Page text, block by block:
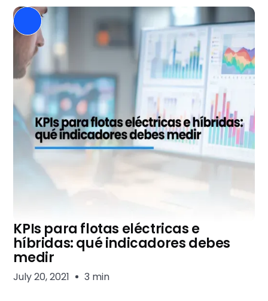
KPIs para flotas eléctricas e
híbridas: qué indicadores debes
medir
July 20, 2021 3 min